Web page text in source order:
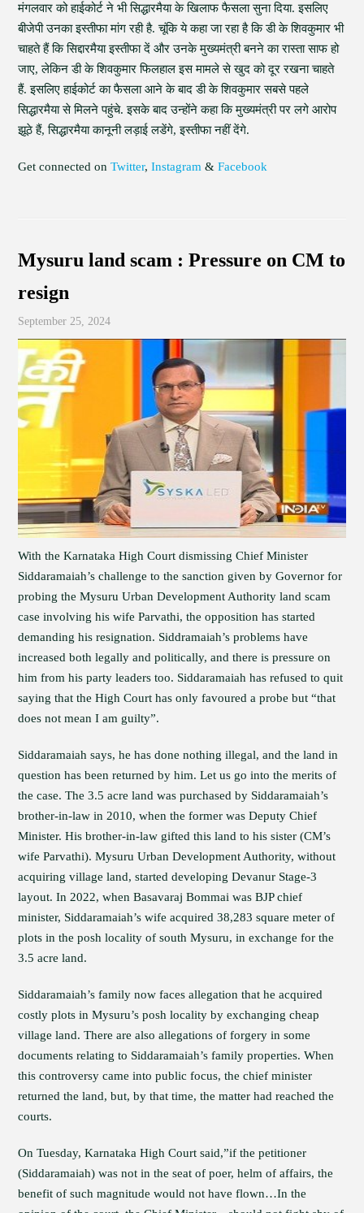
मंगलवार को हाईकोर्ट ने भी सिद्धारमैया के खिलाफ फैसला सुना दिया. इसलिए
बीजेपी उनका इस्तीफा मांग रही है. चूंकि ये कहा जा रहा है कि डी के शिवकुमार भी
चाहते हैं कि सिद्दारमैया इस्तीफा दें और उनके मुख्यमंत्री बनने का रास्ता साफ हो
जाए, लेकिन डी के शिवकुमार फिलहाल इस मामले से खुद को दूर रखना चाहते
हैं. इसलिए हाईकोर्ट का फैसला आने के बाद डी के शिवकुमार सबसे पहले
सिद्धारमैया से मिलने पहुंचे. इसके बाद उन्होंने कहा कि मुख्यमंत्री पर लगे आरोप
झूठे हैं, सिद्धारमैया कानूनी लड़ाई लडेंगे, इस्तीफा नहीं देंगे.
Get connected onTwitter,Instagram &Facebook
Mysuru land scam : Pressure on CM to
resign
September 25, 2024
With the Karnataka High Court dismissing Chief Minister
Siddaramaiah’s challenge to the sanction given by Governor for
probing the Mysuru Urban Development Authority land scam
case involving his wife Parvathi, the opposition has started
demanding his resignation. Siddramaiah’s problems have
increased both legally and politically, and there is pressure on
him from his party leaders too. Siddaramaiah has refused to quit
saying that the High Court has only favoured a probe but “that
does not mean I am guilty”.
Siddaramaiah says, he has done nothing illegal, and the land in
question has been returned by him. Let us go into the merits of
the case. The 3.5 acre land was purchased by Siddaramaiah’s
brother-in-law in 2010, when the former was Deputy Chief
Minister. His brother-in-law gifted this land to his sister (CM’s
wife Parvathi). Mysuru Urban Development Authority, without
acquiring village land, started developing Devanur Stage-3
layout. In 2022, when Basavaraj Bommai was BJP chief
minister, Siddaramaiah’s wife acquired 38,283 square meter of
plots in the posh locality of south Mysuru, in exchange for the
3.5 acre land.
Siddaramaiah’s family now faces allegation that he acquired
costly plots in Mysuru’s posh locality by exchanging cheap
village land. There are also allegations of forgery in some
documents relating to Siddaramaiah’s family properties. When
this controversy came into public focus, the chief minister
returned the land, but, by that time, the matter had reached the
courts.
On Tuesday, Karnataka High Court said,”if the petitioner
(Siddaramaiah) was not in the seat of poer, helm of affairs, the
benefit of such magnitude would not have flown…In the